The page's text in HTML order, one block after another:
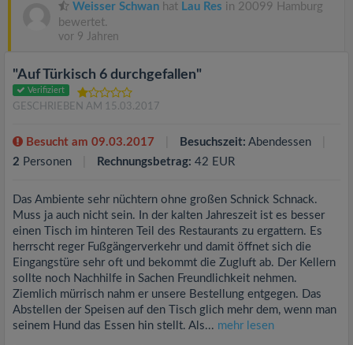
Weisser Schwan hat Lau Res in 20099 Hamburg
bewertet.
vor 9 Jahren
"Auf Türkisch 6 durchgefallen"
Verifiziert
GESCHRIEBEN AM 15.03.2017
Besucht am 09.03.2017 Besuchszeit: Abendessen
2 Personen Rechnungsbetrag: 42 EUR
Das Ambiente sehr nüchtern ohne großen Schnick Schnack.
Muss ja auch nicht sein. In der kalten Jahreszeit ist es besser
einen Tisch im hinteren Teil des Restaurants zu ergattern. Es
herrscht reger Fußgängerverkehr und damit öffnet sich die
Eingangstüre sehr oft und bekommt die Zugluft ab. Der Kellern
sollte noch Nachhilfe in Sachen Freundlichkeit nehmen.
Ziemlich mürrisch nahm er unsere Bestellung entgegen. Das
Abstellen der Speisen auf den Tisch glich mehr dem, wenn man
seinem Hund das Essen hin stellt. Als... mehr lesen